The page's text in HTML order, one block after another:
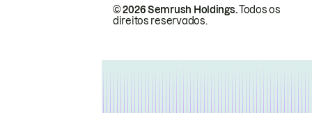
© 2026 Semrush Holdings.Todos os
direitos reservados.